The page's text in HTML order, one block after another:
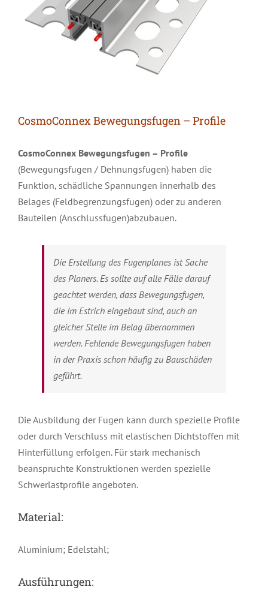
CosmoConnex Bewegungsfugen – Profile
CosmoConnex Bewegungsfugen – Profile
(Bewegungsfugen / Dehnungsfugen) haben die
Funktion, schädliche Spannungen innerhalb des
Belages (Feldbegrenzungsfugen) oder zu anderen
Bauteilen (Anschlussfugen)abzubauen.
Die Erstellung des Fugenplanes ist Sache
des Planers. Es sollte auf alle Fälle darauf
geachtet werden, dass Bewegungsfugen,
die im Estrich eingebaut sind, auch an
gleicher Stelle im Belag übernommen
werden. Fehlende Bewegungsfugen haben
in der Praxis schon häufig zu Bauschäden
geführt.
Die Ausbildung der Fugen kann durch spezielle Profile
oder durch Verschluss mit elastischen Dichtstoffen mit
Hinterfüllung erfolgen. Für stark mechanisch
beanspruchte Konstruktionen werden spezielle
Schwerlastprofile angeboten.
Material:
Aluminium; Edelstahl;
Ausführungen: